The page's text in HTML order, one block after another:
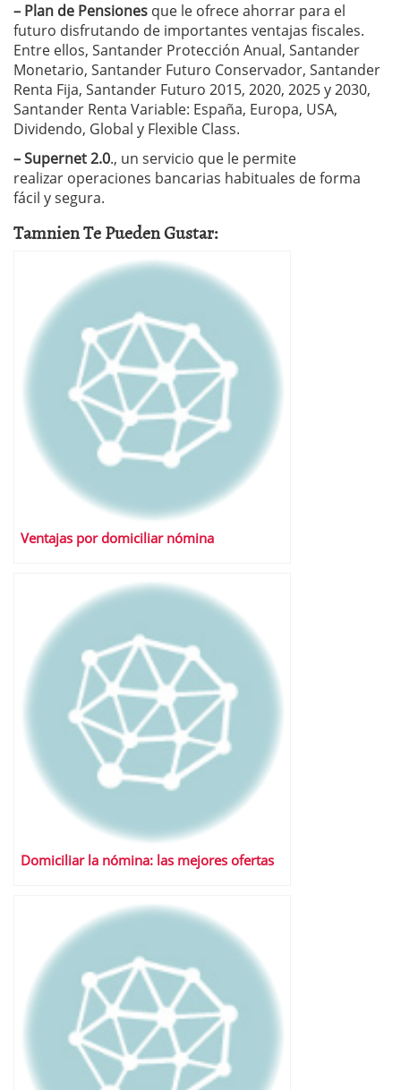
– Plan de Pensiones que le ofrece ahorrar para el
futuro disfrutando de importantes ventajas fiscales.
Entre ellos, Santander Protección Anual, Santander
Monetario, Santander Futuro Conservador, Santander
Renta Fija, Santander Futuro 2015, 2020, 2025 y 2030,
Santander Renta Variable: España, Europa, USA,
Dividendo, Global y Flexible Class.
– Supernet 2.0., un servicio que le permite
realizar operaciones bancarias habituales de forma
fácil y segura.
Tamnien Te Pueden Gustar:
Ventajas por domiciliar nómina
Domiciliar la nómina: las mejores ofertas